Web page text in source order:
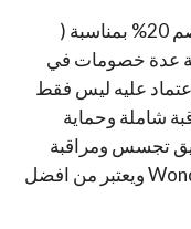
يتوفر من البرنامج حساب مدفوع مع خصم 20% بمناسبة (
عدة خصومات في
عليه ليس فقط
شاملة وحماية
تجسس ومراقبة
الطفل عبر الجوال من شركة WonderShare ويعتبر من افضل